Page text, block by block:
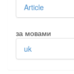
Article
за мовами
uk